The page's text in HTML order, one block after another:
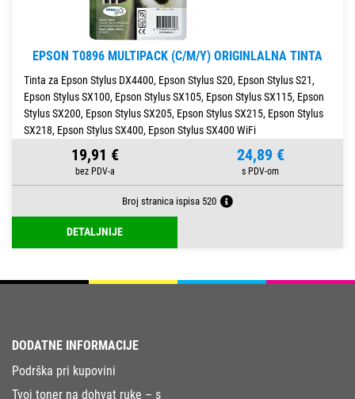
EPSON T0896 MULTIPACK (C/M/Y) ORIGINLALNA TINTA
Tinta za Epson Stylus DX4400, Epson Stylus S20, Epson Stylus S21,
Epson Stylus SX100, Epson Stylus SX105, Epson Stylus SX115, Epson
Stylus SX200, Epson Stylus SX205, Epson Stylus SX215, Epson Stylus
SX218, Epson Stylus SX400, Epson Stylus SX400 WiFi
19,91 € 24,89 €
Broj stranica ispisa 520
DETALJNIJE
DODATNE INFORMACIJE
Podrška pri kupovini
Tvoj toner na dohvat ruke – s